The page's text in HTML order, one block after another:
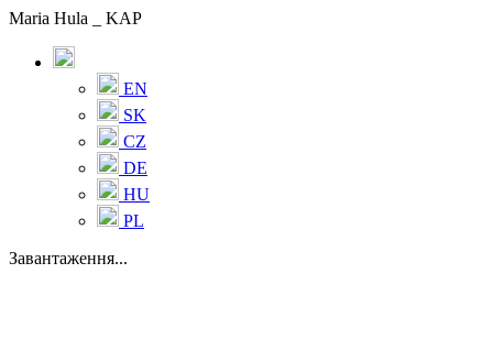
Maria Hula _ KAP
EN
SK
CZ
DE
HU
PL
Завантаження...